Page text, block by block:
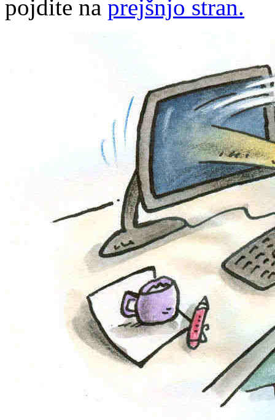
pojdite na prejšnjo stran.